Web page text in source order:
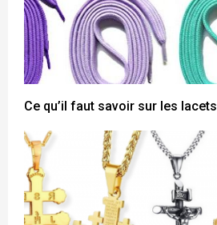
Ce qu’il faut savoir sur les lacets